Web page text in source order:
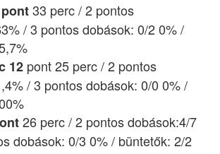
33 perc / 2 pontos
/ 3 pontos dobások: 0/2 0% /
12 pont 25 perc / 2 pontos
/ 3 pontos dobások: 0/0 0% /
26 perc / 2 pontos dobások:4/7
dobások: 0/3 0% / büntetők: 2/2